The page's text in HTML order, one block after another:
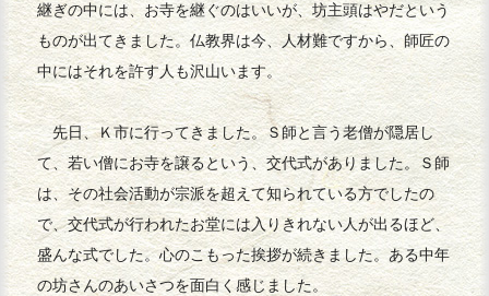
継ぎの中には、お寺を継ぐのはいいが、坊主頭はやだという
ものが出てきました。仏教界は今、人材難ですから、師匠の
中にはそれを許す人も沢山います。
先日、Ｋ市に行ってきました。Ｓ師と言う老僧が隠居し
て、若い僧にお寺を譲るという、交代式がありました。Ｓ師
は、その社会活動が宗派を超えて知られている方でしたの
で、交代式が行われたお堂には入りきれない人が出るほど、
盛んな式でした。心のこもった挨拶が続きました。ある中年
の坊さんのあいさつを面白く感じました。